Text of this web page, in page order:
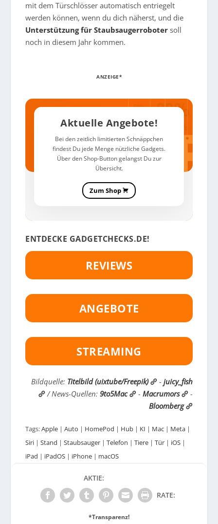
mit dem Türschlösser automatisch entriegelt
werden können, wenn du dich näherst, und die
Unterstützung für Staubsaugerroboter soll
noch in diesem Jahr kommen.
ANZEIGE*
Aktuelle Angebote!
Bei den zeitlich limitierten Schnäppchen
findest Du jede Menge nützliche Gadgets.
Über den Shop-Button gelangst Du zur
Übersicht.
Zum Shop
ENTDECKE GADGETCHECKS.DE!
REVIEWS
ANGEBOTE
STREAMING
Bildquelle: Titelbild (uixtube/Freepik) - juicy_fish
/ News-Quellen: 9to5Mac - Macrumors
-
Bloomberg
Tags:Apple |Auto | HomePod | Hub | KI | Mac | Meta |
Siri |Stand |Staubsauger |Telefon |Tiere |Tür | iOS |
iPad | iPadOS | iPhone | macOS
AKTIE:
RATE:
*Transparenz!